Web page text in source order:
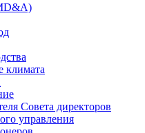
климата
Совета директоров
управления